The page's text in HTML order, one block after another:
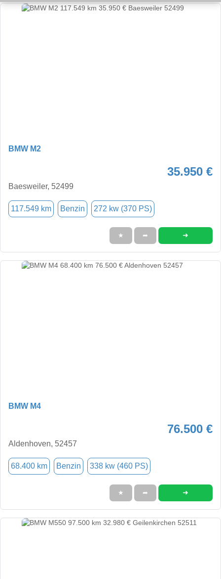
BMW M2
35.950 €
Baesweiler, 52499
117.549 km Benzin 272 kw (370 PS)
★ ➦ ➜
BMW M4
76.500 €
Aldenhoven, 52457
68.400 km Benzin 338 kw (460 PS)
★ ➦ ➜